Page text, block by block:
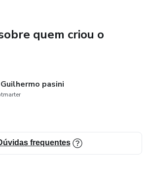
quem criou o
pasini
frequentes